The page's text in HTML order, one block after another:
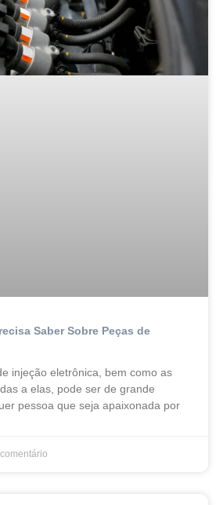
Saber Sobre Peças de
injeção eletrônica, bem como as
a elas, pode ser de grande
pessoa que seja apaixonada por